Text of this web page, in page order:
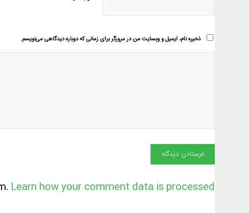
ذخیره نام، ایمیل و وبسایت من در مرورگر برای زمانی که دوباره دیدگاهی می‌نویسم.
Learn how your comment data is processed